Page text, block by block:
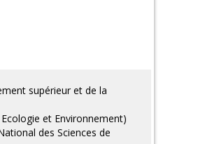
supérieur et de la
et Environnement)
des Sciences de